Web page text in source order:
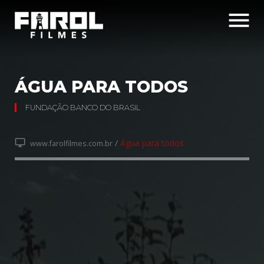
menu
ÁGUA PARA TODOS
FUNDAÇÃO BANCO DO BRASIL
desktop_windows www.farolfilmes.com.br / Água para todos